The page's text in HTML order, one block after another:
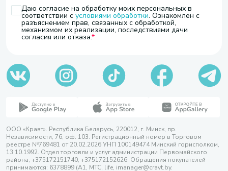
Даю согласие на обработку моих персональных в
соответствии с условиями обработки. Ознакомлен с
разъяснением прав, связанных с обработкой,
механизмом их реализации, последствиями дачи
согласия или отказа.
ООО «Кравт». Республика Беларусь, 220012, г. Минск, пр.
Независимости, 76, оф. 103. Регистрационный номер в Торговом
реестре №769481 от 20.02.2026 УНП 100149474 Минский горисполком,
13.10.1992. Отдел торговли и услуг администрации Первомайского
района, +375172151740; +375172152626. Обращения покупателей
принимаются: 6378899 (А1, МТС, life, imanager@cravt.by.